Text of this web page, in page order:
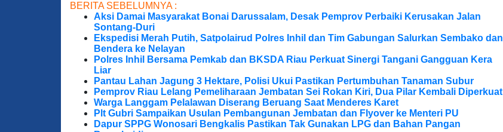
BERITA SEBELUMNYA :
Aksi Damai Masyarakat Bonai Darussalam, Desak Pemprov Perbaiki Kerusakan Jalan
Sontang-Duri
Ekspedisi Merah Putih, Satpolairud Polres Inhil dan Tim Gabungan Salurkan Sembako dan
Bendera ke Nelayan
Polres Inhil Bersama Pemkab dan BKSDA Riau Perkuat Sinergi Tangani Gangguan Kera
Liar
Pantau Lahan Jagung 3 Hektare, Polisi Ukui Pastikan Pertumbuhan Tanaman Subur
Pemprov Riau Lelang Pemeliharaan Jembatan Sei Rokan Kiri, Dua Pilar Kembali Diperkuat
Warga Langgam Pelalawan Diserang Beruang Saat Menderes Karet
Plt Gubri Sampaikan Usulan Pembangunan Jembatan dan Flyover ke Menteri PU
Dapur SPPG Wonosari Bengkalis Pastikan Tak Gunakan LPG dan Bahan Pangan